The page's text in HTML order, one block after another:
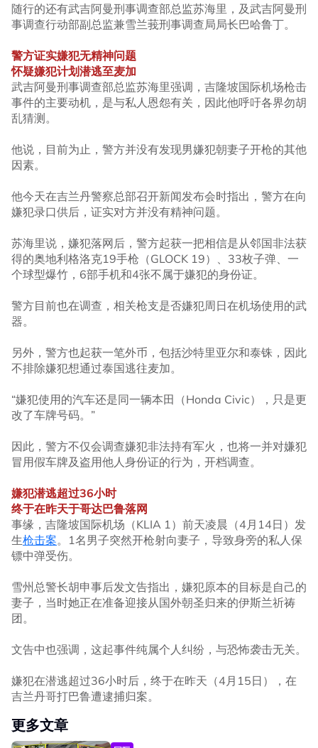
随行的还有武吉阿曼刑事调查部总监苏海里，及武吉阿曼刑
事调查行动部副总监兼雪兰莪刑事调查局局长巴哈鲁丁。
警方证实嫌犯无精神问题
怀疑嫌犯计划潜逃至麦加
武吉阿曼刑事调查部总监苏海里强调，吉隆坡国际机场枪击
事件的主要动机，是与私人恩怨有关，因此他呼吁各界勿胡
乱猜测。
他说，目前为止，警方并没有发现男嫌犯朝妻子开枪的其他
因素。
他今天在吉兰丹警察总部召开新闻发布会时指出，警方在向
嫌犯录口供后，证实对方并没有精神问题。
苏海里说，嫌犯落网后，警方起获一把相信是从邻国非法获
得的奥地利格洛克19手枪（GLOCK 19）、33枚子弹、一
个球型爆竹，6部手机和4张不属于嫌犯的身份证。
警方目前也在调查，相关枪支是否嫌犯周日在机场使用的武
器。
另外，警方也起获一笔外币，包括沙特里亚尔和泰铢，因此
不排除嫌犯想通过泰国逃往麦加。
“嫌犯使用的汽车还是同一辆本田（Honda Civic），只是更
改了车牌号码。”
因此，警方不仅会调查嫌犯非法持有军火，也将一并对嫌犯
冒用假车牌及盗用他人身份证的行为，开档调查。
嫌犯潜逃超过36小时
终于在昨天于哥达巴鲁落网
事缘，吉隆坡国际机场（KLIA 1）前天凌晨（4月14日）发
生枪击案。1名男子突然开枪射向妻子，导致身旁的私人保
镖中弹受伤。
雪州总警长胡申事后发文告指出，嫌犯原本的目标是自己的
妻子，当时她正在准备迎接从国外朝圣归来的伊斯兰祈祷
团。
文告中也强调，这起事件纯属个人纠纷，与恐怖袭击无关。
嫌犯在潜逃超过36小时后，终于在昨天（4月15日），在
吉兰丹哥打巴鲁遭逮捕归案。
更多文章